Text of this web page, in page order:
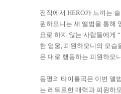
전작에서 HERO가 느끼는
원하모니는 새 앨범을 통해
요로 하지 않는 사람들에게 “
한 영웅, 피원하모니의 모습
은 대로 행동하는 피원하모
동명의 타이틀곡은 이번 앨
는 레트로한 매력과 피원하